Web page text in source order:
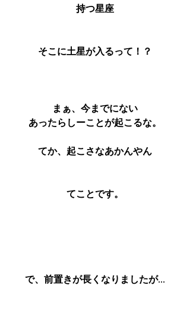
持つ星座
そこに土星が入るって！？
まぁ、今までにない
あったらしーことが起こるな。
てか、起こさなあかんやん
てことです。
で、前置きが長くなりましたが...